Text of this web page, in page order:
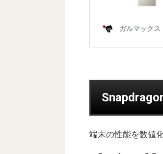
端末の性能を数値